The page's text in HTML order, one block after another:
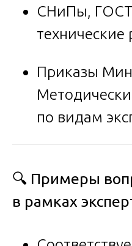
СНиПы,
технические
Приказы
по видам
🔍 Примеры
в рамках